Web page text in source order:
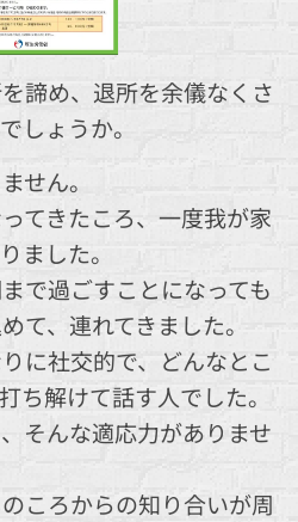
諦め、退所を余儀なくさ
しょうか。
せん。
てきたころ、一度我が家
ました。
で過ごすことになっても
て、連れてきました。
に社交的で、どんなとこ
ち解けて話す人でした。
そんな適応力がありませ
ころからの知り合いが周